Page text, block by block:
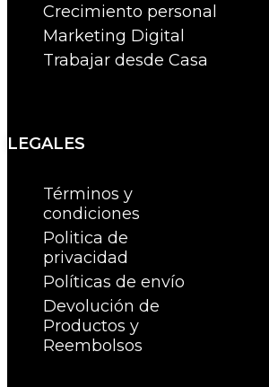
Crecimiento personal
Marketing Digital
Trabajar desde Casa
LEGALES
Términos y
condiciones
Politica de
privacidad
Políticas de envío
Devolución de
Productos y
Reembolsos